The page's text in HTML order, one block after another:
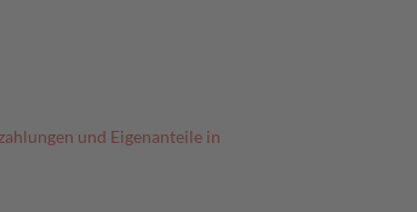
und Eigenanteile in